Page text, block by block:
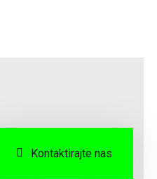
Kontaktirajte nas